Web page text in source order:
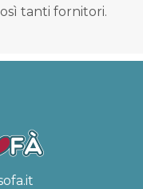
tanti fornitori.